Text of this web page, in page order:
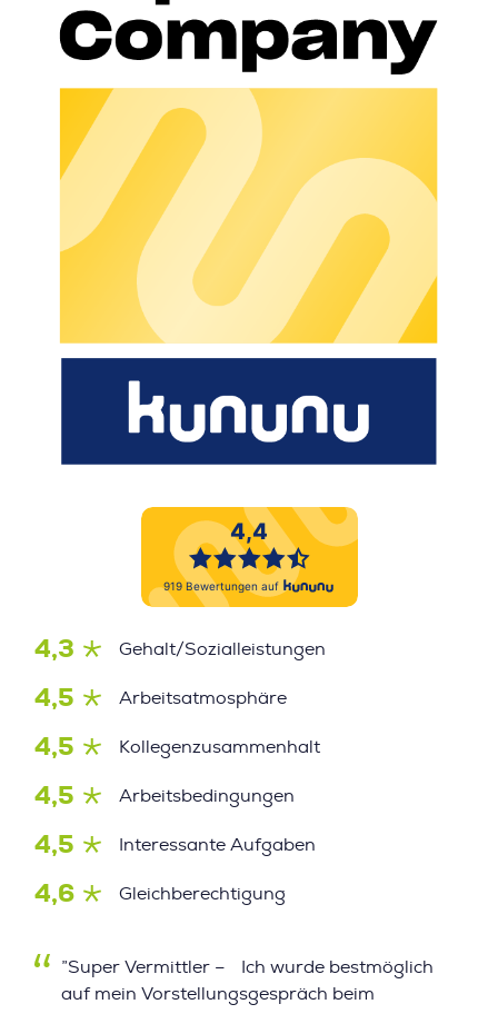
4,3 Gehalt/Sozialleistungen
4,5 Arbeitsatmosphäre
4,5 Kollegenzusammenhalt
4,5 Arbeitsbedingungen
4,5 Interessante Aufgaben
4,6 Gleichberechtigung
”Super Vermittler – Ich wurde bestmöglich
auf mein Vorstellungsgespräch beim